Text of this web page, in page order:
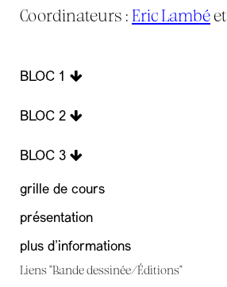
Coordinateurs : Eric Lambéet
BLOC 1
BLOC 2
BLOC 3
grille de cours
présentation
plus d'informations
Liens "Bande dessinée/Éditions"